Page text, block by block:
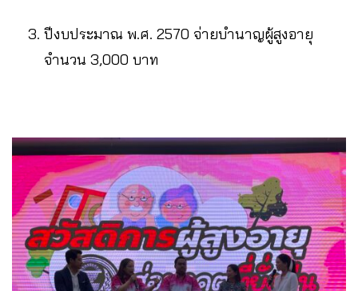
ปีงบประมาณ พ.ศ. 2570 จ่ายบำนาญผู้สูงอายุ
จำนวน 3,000 บาท